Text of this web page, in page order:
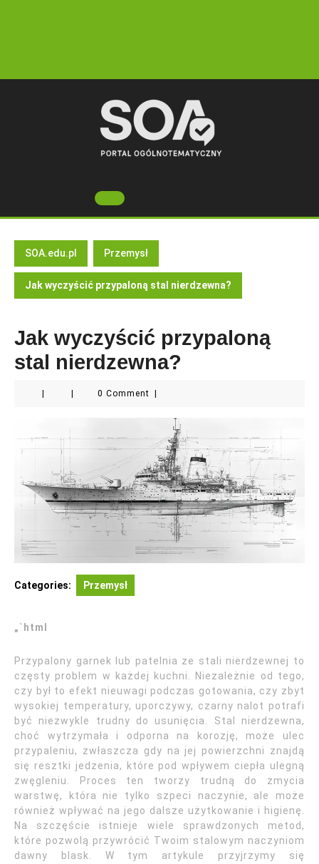
Open
Button
SOA.edu.pl Przemysł
Jak wyczyścić przypaloną stal nierdzewna?
Jak wyczyścić przypaloną
stal nierdzewna?
0 Comment
Categories: Przemysł
„`html
Przypalony garnek lub patelnia ze stali nierdzewnej to
częsty problem w każdej kuchni. Niezależnie od tego,
czy był to efekt nieuwagi podczas gotowania, czy zbyt
wysokiej temperatury, uporczywy, czarny nalot potrafi
być niezwykle trudny do usunięcia. Stal nierdzewna,
choć wytrzymała i odporna na korozję, może ulec
przypaleniu, zwłaszcza gdy na jej powierzchni znajdą
się resztki jedzenia, które pod wpływem ciepła ulegną
zwęgleniu. Proces ten tworzy trudną do zmycia
warstwę, która nie tylko szpeci naczynie, ale może
również wpływać na jego dalsze użytkowanie i higienę.
Na szczęście istnieje wiele sprawdzonych metod,
które pozwolą przywrócić Twoim stalowym naczyniom
dawny blask. W tym artykule przyjrzymy się